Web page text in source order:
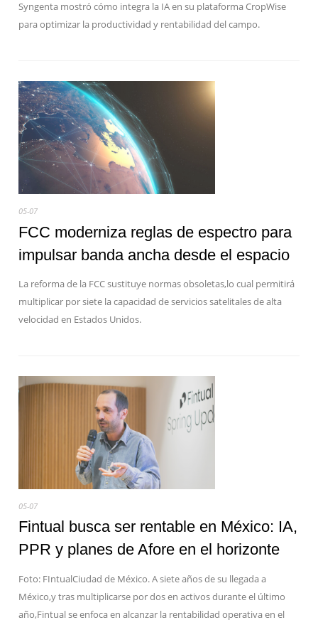
Syngenta mostró cómo integra la IA en su plataforma CropWise
para optimizar la productividad y rentabilidad del campo.
05-07
FCC moderniza reglas de espectro para
impulsar banda ancha desde el espacio
La reforma de la FCC sustituye normas obsoletas,lo cual permitirá
multiplicar por siete la capacidad de servicios satelitales de alta
velocidad en Estados Unidos.
05-07
Fintual busca ser rentable en México: IA,
PPR y planes de Afore en el horizonte
Foto: FIntualCiudad de México. A siete años de su llegada a
México,y tras multiplicarse por dos en activos durante el último
año,Fintual se enfoca en alcanzar la rentabilidad operativa en el